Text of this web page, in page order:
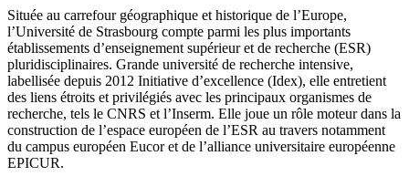
Située au carrefour géographique et historique de l’Europe,
l’Université de Strasbourg compte parmi les plus importants
établissements d’enseignement supérieur et de recherche (ESR)
pluridisciplinaires. Grande université de recherche intensive,
labellisée depuis 2012 Initiative d’excellence (Idex), elle entretient
des liens étroits et privilégiés avec les principaux organismes de
recherche, tels le CNRS et l’Inserm. Elle joue un rôle moteur dans la
construction de l’espace européen de l’ESR au travers notamment
du campus européen Eucor et de l’alliance universitaire européenne
EPICUR.